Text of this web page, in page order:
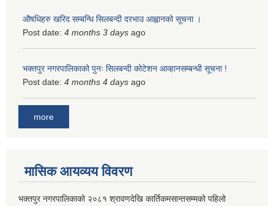
औषधिहरु खरिद सम्बन्धि सिलबन्दी दरभाउ आह्वानको सूचना ।
Post date: 4 months 3 days ago
भक्तपुर नगरपालिकाको पुनः सिलबन्दी कोटेशन आव्हानसम्बन्धी सूचना !
Post date: 4 months 4 days ago
more
मासिक आयव्यय विवरण
भक्तपुर नगरपालिकाको २०८१ श्रावणदेखि कार्तिकमसान्तसम्मको पहिलो